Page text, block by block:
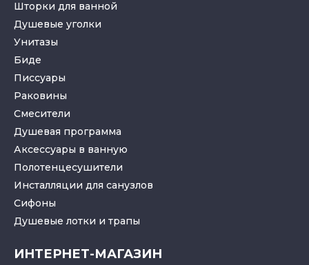
Шторки для ванной
Душевые уголки
Унитазы
Биде
Писсуары
Раковины
Смесители
Душевая программа
Аксессуары в ванную
Полотенцесушители
Инсталляции для санузлов
Cифоны
Душевые лотки и трапы
ИНТЕРНЕТ-МАГАЗИН